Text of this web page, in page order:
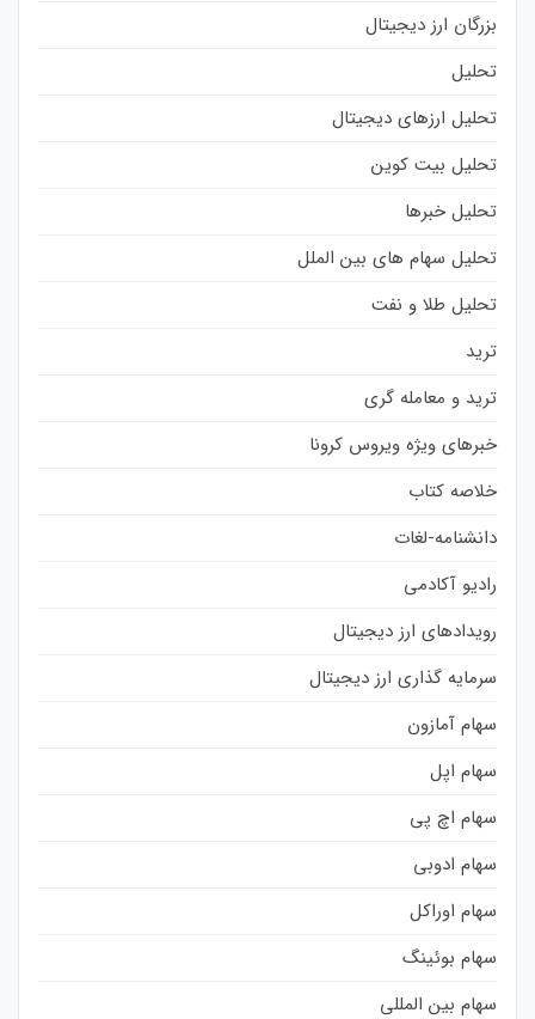
بزرگان ارز دیجیتال
تحلیل
تحلیل ارزهای دیجیتال
تحلیل بیت کوین
تحلیل خبرها
تحلیل سهام های بین الملل
تحلیل طلا و نفت
ترید
ترید و معامله گری
خبرهای ویژه ویروس کرونا
خلاصه کتاب
دانشنامه-لغات
رادیو آکادمی
رویدادهای ارز دیجیتال
سرمایه گذاری ارز دیجیتال
سهام آمازون
سهام اپل
سهام اچ پی
سهام ادوبی
سهام اوراکل
سهام بوئینگ
سهام بین المللی